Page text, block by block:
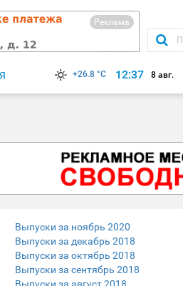
Реклама
+26.8 °C 12:37 8 авг.
Выпуски за ноябрь 2020
Выпуски за декабрь 2018
Выпуски за октябрь 2018
Выпуски за сентябрь 2018
Выпуски за август 2018